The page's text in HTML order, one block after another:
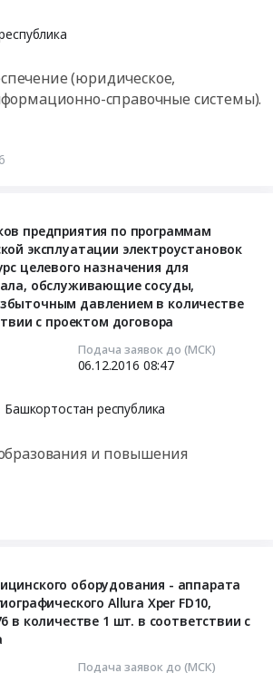
(юридическое,
справочные системы).
предприятия по программам
эксплуатации электроустановок
целевого назначения для
обслуживающие сосуды,
давлением в количестве
с проектом договора
Подача заявок до (МСК)
06.12.2016 08:47
Башкортостан республика
и повышения
оборудования - аппарата
Allura Xper FD10,
в количестве 1 шт. в соответствии с
Подача заявок до (МСК)